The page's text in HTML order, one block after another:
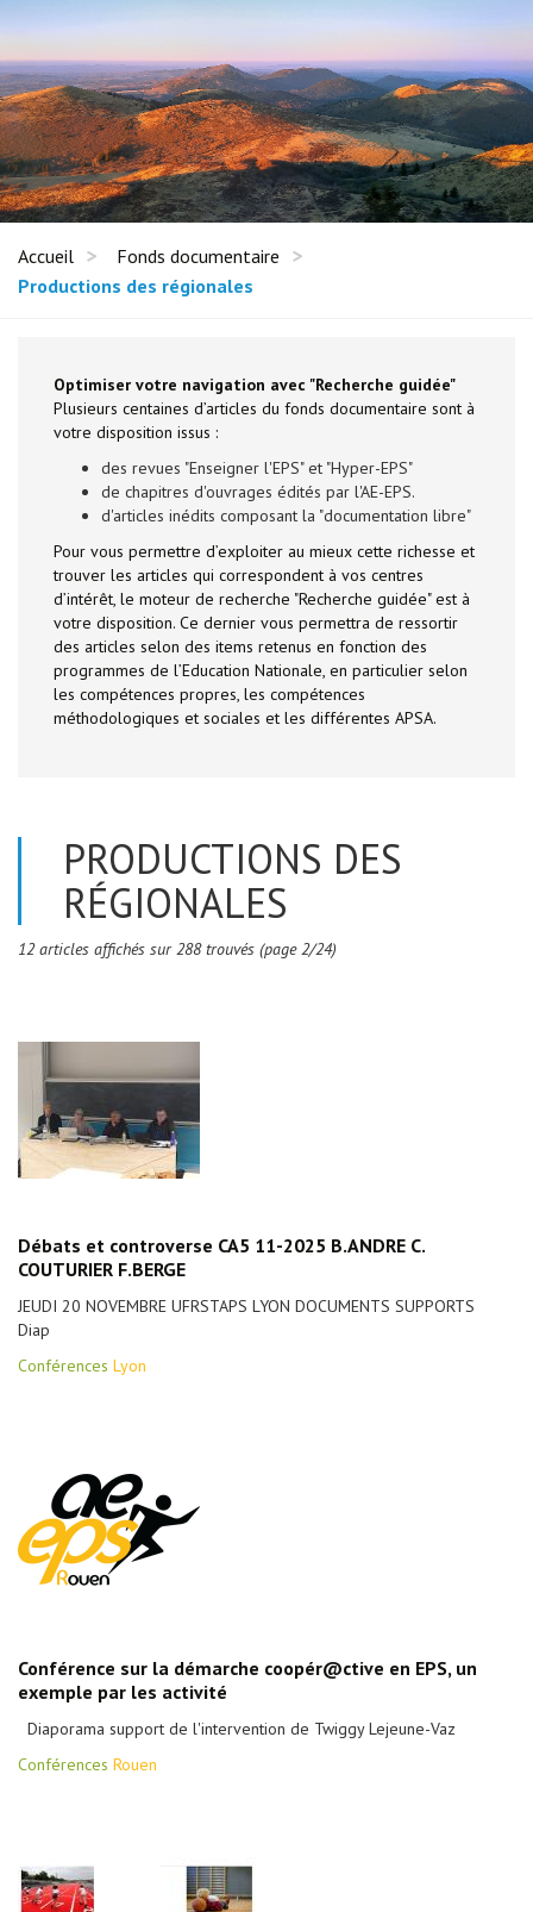
Accueil
Fonds documentaire
Productions des régionales
Optimiser votre navigation avec "Recherche guidée"
Plusieurs centaines d’articles du fonds documentaire sont à
votre disposition issus :
des revues "Enseigner l'EPS" et "Hyper-EPS"
de chapitres d'ouvrages édités par l'AE-EPS.
d'articles inédits composant la "documentation libre"
Pour vous permettre d’exploiter au mieux cette richesse et
trouver les articles qui correspondent à vos centres
d’intérêt, le moteur de recherche "Recherche guidée" est à
votre disposition. Ce dernier vous permettra de ressortir
des articles selon des items retenus en fonction des
programmes de l’Education Nationale, en particulier selon
les compétences propres, les compétences
méthodologiques et sociales et les différentes APSA.
PRODUCTIONS DES
RÉGIONALES
12 articles affichés sur 288 trouvés (page 2/24)
Débats et controverse CA5 11-2025 B.ANDRE C.
COUTURIER F.BERGE
JEUDI 20 NOVEMBRE UFRSTAPS LYON DOCUMENTS SUPPORTS
Diap
Conférences Lyon
Conférence sur la démarche coopér@ctive en EPS, un
exemple par les activité
Diaporama support de l'intervention de Twiggy Lejeune-Vaz
Conférences Rouen